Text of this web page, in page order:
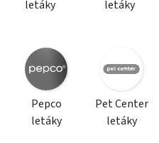
letáky
letáky
Pepco
letáky
Pet Center
letáky